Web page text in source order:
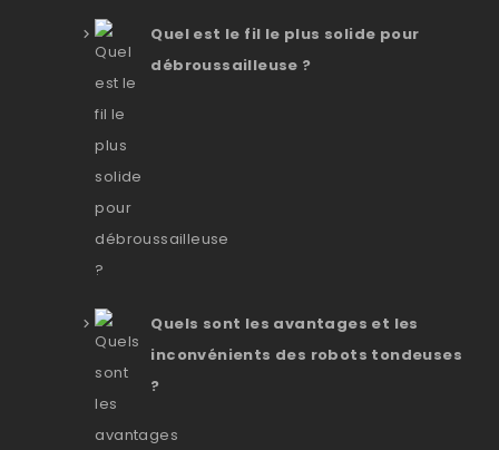
Quel est le fil le plus solide pour
débroussailleuse ?
Quels sont les avantages et les
inconvénients des robots tondeuses
?